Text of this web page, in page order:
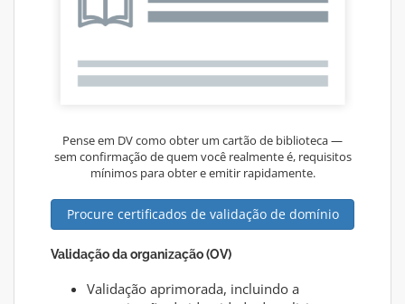
Pense em DV como obter um cartão de biblioteca —
sem confirmação de quem você realmente é, requisitos
mínimos para obter e emitir rapidamente.
Procure certificados de validação de domínio
Validação da organização (OV)
Validação aprimorada, incluindo a